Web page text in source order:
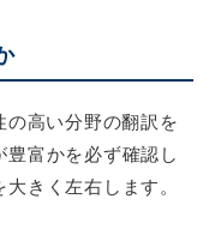
高い分野の翻訳を
富かを必ず確認し
きく左右します。